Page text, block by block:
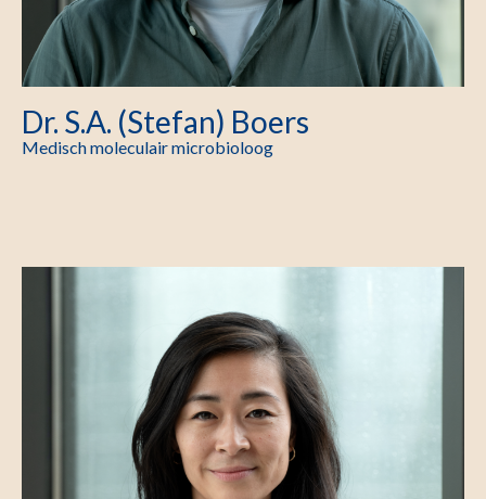
Dr. S.A. (Stefan) Boers
Medisch moleculair microbioloog